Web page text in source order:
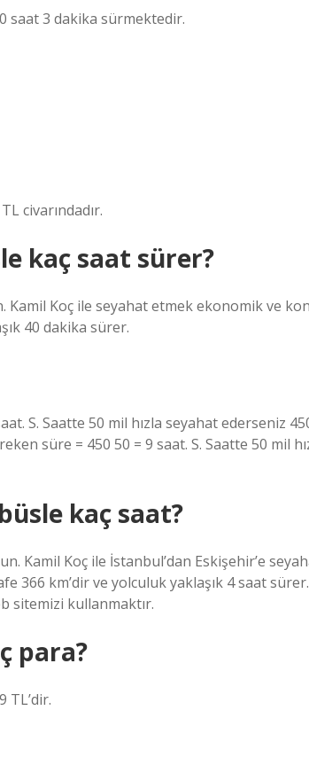
saat 3 dakika sürmektedir.
civarındadır.
kaç saat sürer?
Kamil Koç ile seyahat etmek ekonomik ve
40 dakika sürer.
S. Saatte 50 mil hızla seyahat ederseniz
süre = 450 50 = 9 saat. S. Saatte 50 mil
kaç saat?
Kamil Koç ile İstanbul’dan Eskişehir’e
366 km’dir ve yolculuk yaklaşık 4 saat
sitemizi kullanmaktır.
para?
TL’dir.